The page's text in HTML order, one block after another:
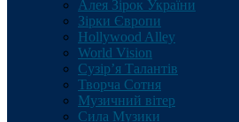
Алея Зірок України
Зірки Європи
Hollywood Alley
World Vision
Сузір’я Талантів
Творча Сотня
Музичний вітер
Сила Музики